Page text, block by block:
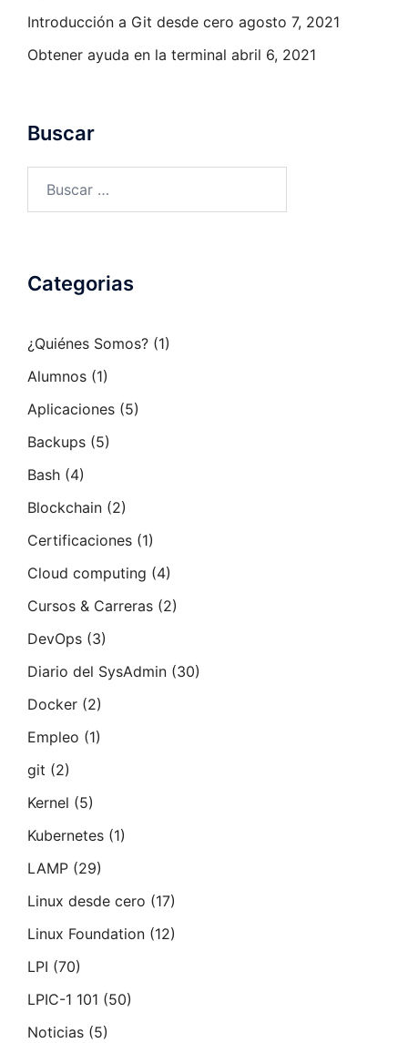
Introducción a Git desde cero agosto 7, 2021
Obtener ayuda en la terminal abril 6, 2021
Buscar
Categorias
¿Quiénes Somos? (1)
Alumnos (1)
Aplicaciones (5)
Backups (5)
Bash (4)
Blockchain (2)
Certificaciones (1)
Cloud computing (4)
Cursos & Carreras (2)
DevOps (3)
Diario del SysAdmin (30)
Docker (2)
Empleo (1)
git (2)
Kernel (5)
Kubernetes (1)
LAMP (29)
Linux desde cero (17)
Linux Foundation (12)
LPI (70)
LPIC-1 101 (50)
Noticias (5)